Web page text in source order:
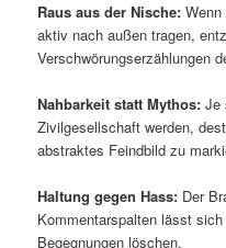
Raus aus der Nische:
aktiv nach außen tragen,
Verschwörungserzählungen
Nahbarkeit statt Mythos: Je
Zivilgesellschaft werden,
abstraktes Feindbild zu
Haltung gegen Hass: Der
Kommentarspalten lässt
Begegnungen löschen.